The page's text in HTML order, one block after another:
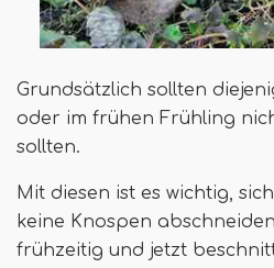
Grundsätzlich sollten
oder im frühen Frühling
sollten.
Mit diesen ist es wichtig,
keine Knospen
frühzeitig und jetzt